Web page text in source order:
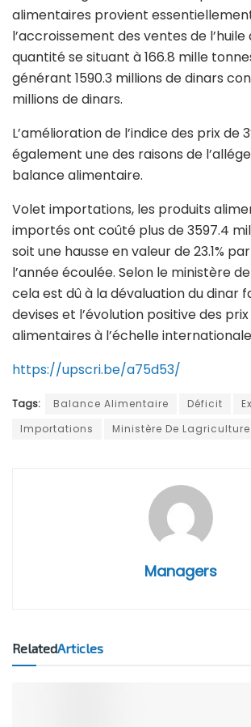
alimentaires provient
l’accroissement des ventes de l’huile
quantité se situant à 166.8 mille
générant 1590.3 millions de dinars
millions de dinars.
L’amélioration de l’indice des prix de
également une des raisons de
balance alimentaire.
Volet importations, les produits
importés ont coûté plus de 3597.4
soit une hausse en valeur de 23.1%
l’année écoulée. Selon le ministère
cela est dû à la dévaluation du dinar
devises et l’évolution positive des
alimentaires à l’échelle
https://upscri.be/a75d53/
Tags: Balance Alimentaire Déficit
Importations
Ministère De Lagriculture
Managers
RelatedArticles